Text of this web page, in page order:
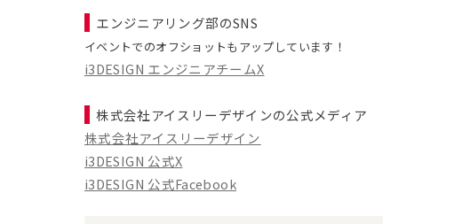
エンジニアリング部のSNS
イベントでのオフショットもアップしています！
i3DESIGN エンジニアチームX
株式会社アイスリーデザインの公式メディア
株式会社アイスリーデザイン
i3DESIGN 公式X
i3DESIGN 公式Facebook